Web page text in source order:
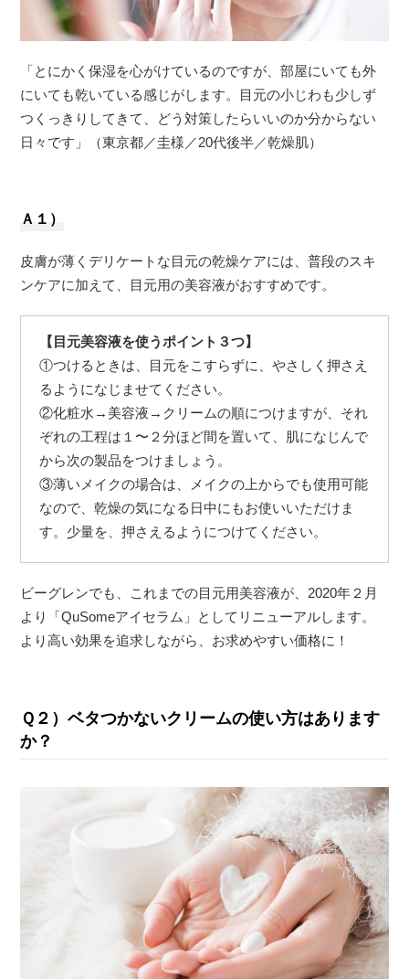
「とにかく保湿を心がけているのですが、部屋にいても外
にいても乾いている感じがします。目元の小じわも少しず
つくっきりしてきて、どう対策したらいいのか分からない
日々です」（東京都／圭様／20代後半／乾燥肌）
Ａ１）
皮膚が薄くデリケートな目元の乾燥ケアには、普段のスキ
ンケアに加えて、目元用の美容液がおすすめです。
【目元美容液を使うポイント３つ】
①つけるときは、目元をこすらずに、やさしく押さえ
るようになじませてください。
②化粧水→美容液→クリームの順につけますが、それ
ぞれの工程は１〜２分ほど間を置いて、肌になじんで
から次の製品をつけましょう。
③薄いメイクの場合は、メイクの上からでも使用可能
なので、乾燥の気になる日中にもお使いいただけま
す。少量を、押さえるようにつけてください。
ビーグレンでも、これまでの目元用美容液が、2020年２月
より「QuSomeアイセラム」としてリニューアルします。
より高い効果を追求しながら、お求めやすい価格に！
Ｑ２）ベタつかないクリームの使い方はあります
か？